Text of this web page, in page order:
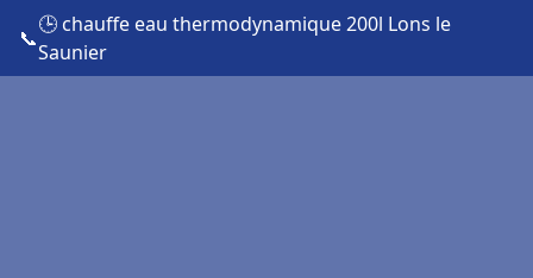
📞
🕒 chauffe eau thermodynamique 200l Lons le
Saunier